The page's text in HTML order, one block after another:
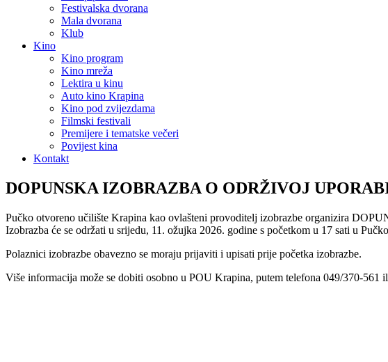
Festivalska dvorana
Mala dvorana
Klub
Kino
Kino program
Kino mreža
Lektira u kinu
Auto kino Krapina
Kino pod zvijezdama
Filmski festivali
Premijere i tematske večeri
Povijest kina
Kontakt
DOPUNSKA IZOBRAZBA O ODRŽIVOJ
Pučko otvoreno učilište Krapina kao ovlašteni provoditelj izobrazbe organizira
Izobrazba će se održati u srijedu, 11. ožujka 2026. godine s početkom u 17 sati u
Polaznici izobrazbe obavezno se moraju prijaviti i upisati prije početka izobrazbe.
Više informacija može se dobiti osobno u POU Krapina, putem telefona 049/370-561